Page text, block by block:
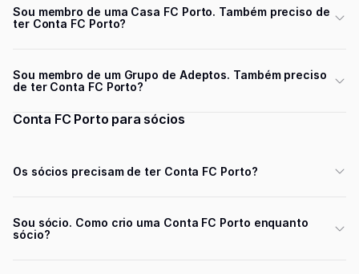
Sou membro de uma Casa FC Porto. Também preciso de
ter Conta FC Porto?
Sou membro de um Grupo de Adeptos. Também preciso
de ter Conta FC Porto?
Conta FC Porto para sócios
Os sócios precisam de ter Conta FC Porto?
Sou sócio. Como crio uma Conta FC Porto enquanto
sócio?